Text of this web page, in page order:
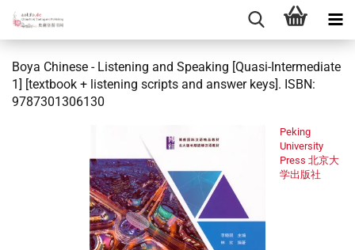
Boya Chinese - Listening and Speaking [Quasi-Intermediate
1] [textbook + listening scripts and answer keys]. ISBN:
9787301306130
Peking
University
Press 北京大
学出版社